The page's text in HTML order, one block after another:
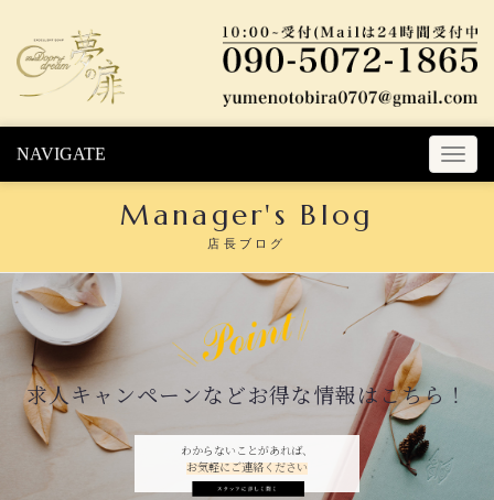
T
o
e
g
NAVIGATE
Manager's Blog
店長ブログ
わからないことがあれば、
お気軽にご連絡ください
求人キャンペーンなどお得な情報はこちら！